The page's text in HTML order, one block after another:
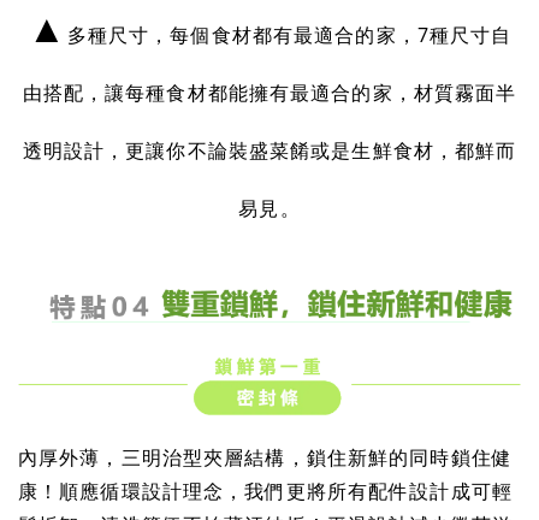
▲ 多種尺寸，每個食材都有最適合的家， 7種尺寸自
由搭配，讓每種食材都能擁有最適合的家，材質霧面半
透明設計，更讓你不論裝盛菜餚或是生鮮食材，都鮮而
易見。
內厚外薄，三明治型夾層結構，鎖住新鮮的同時鎖住健
康！ 順應循環設計理念，我們更將所有配件設計成可輕